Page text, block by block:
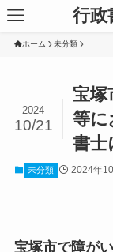
行政
ホーム 未分類
宝塚
等に
書士
2024
10/21
未分類 2024年
宝塚市で障が